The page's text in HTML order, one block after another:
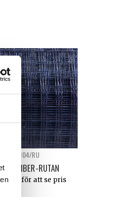
7104/RU
RUTAN
in för att se pris